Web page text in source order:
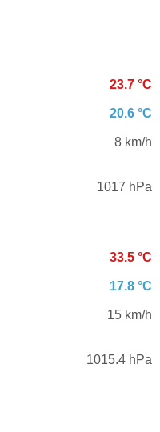
23.7 °C
20.6 °C
8 km/h
1017 hPa
33.5 °C
17.8 °C
15 km/h
1015.4 hPa